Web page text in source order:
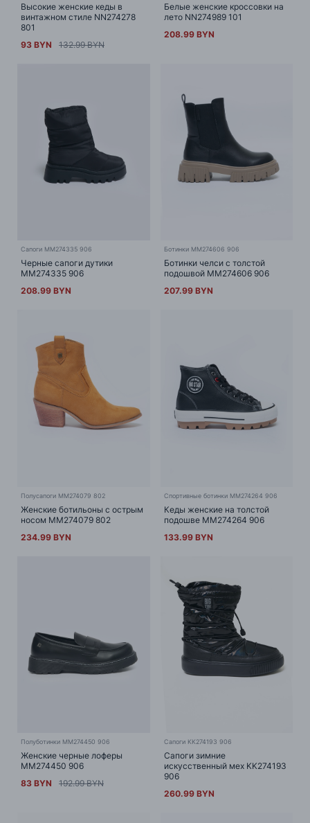
Высокие женские кеды в
винтажном стиле NN274278
801
93 BYN
132.99 BYN
Белые женские кроссовки на
лето NN274989 101
208.99 BYN
Сапоги MM274335 906
Черные сапоги дутики
MM274335 906
208.99 BYN
Ботинки MM274606 906
Ботинки челси с толстой
подошвой MM274606 906
207.99 BYN
Полусапоги MM274079 802
Женские ботильоны с острым
носом MM274079 802
234.99 BYN
Cпортивные ботинки MM274264 906
Кеды женские на толстой
подошве MM274264 906
133.99 BYN
Полуботинки MM274450 906
Женские черные лоферы
MM274450 906
83 BYN
192.99 BYN
Сапоги KK274193 906
Сапоги зимние
искусственный мех KK274193
906
260.99 BYN